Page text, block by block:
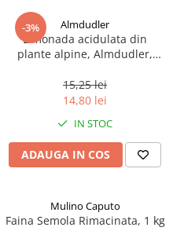
-3% Almdudler
Limonada acidulata din
plante alpine, Almdudler,
15,25 lei
14,80 lei
IN STOC
ADAUGA IN COS
Mulino Caputo
Faina Semola Rimacinata, 1 kg